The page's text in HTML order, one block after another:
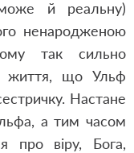
й реальну)
ненародженою
так сильно
життя, що Ульф
Настане
а тим часом
про віру, Бога,